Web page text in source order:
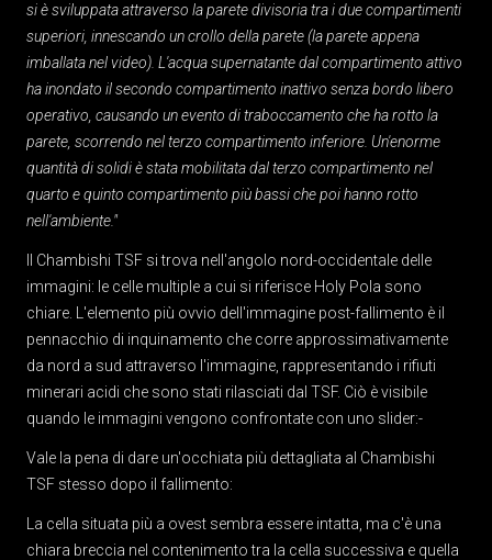
si è sviluppata attraverso la parete divisoria tra i due compartimenti
superiori, innescando un crollo della parete (la parete appena
imballata nel video). L'acqua supernatante dal compartimento attivo
ha inondato il secondo compartimento inattivo senza bordo libero
operativo, causando un evento di traboccamento che ha rotto la
parete, scorrendo nel terzo compartimento inferiore. Un'enorme
quantità di solidi è stata mobilitata dal terzo compartimento nel
quarto e quinto compartimento più bassi che poi hanno rotto
nell'ambiente."
Il Chambishi TSF si trova nell'angolo nord-occidentale delle
immagini: le celle multiple a cui si riferisce Holy Pola sono
chiare. L'elemento più ovvio dell'immagine post-fallimento è il
pennacchio di inquinamento che corre approssimativamente
da nord a sud attraverso l'immagine, rappresentando i rifiuti
minerari acidi che sono stati rilasciati dal TSF. Ciò è visibile
quando le immagini vengono confrontate con uno slider:-
Vale la pena di dare un'occhiata più dettagliata al Chambishi
TSF stesso dopo il fallimento:
La cella situata più a ovest sembra essere intatta, ma c'è una
chiara breccia nel contenimento tra la cella successiva e quella